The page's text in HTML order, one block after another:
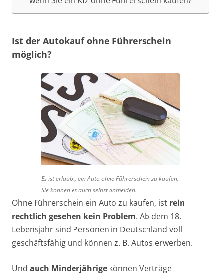
Ist der Autokauf ohne Führerschein
möglich?
Es ist erlaubt, ein Auto ohne Führerschein zu kaufen.
Sie können es auch selbst anmelden.
Ohne Führerschein ein Auto zu kaufen, ist rein
rechtlich gesehen kein Problem. Ab dem 18.
Lebensjahr sind Personen in Deutschland voll
geschäftsfähig und können z. B. Autos erwerben.
Und auch Minderjährige können Verträge